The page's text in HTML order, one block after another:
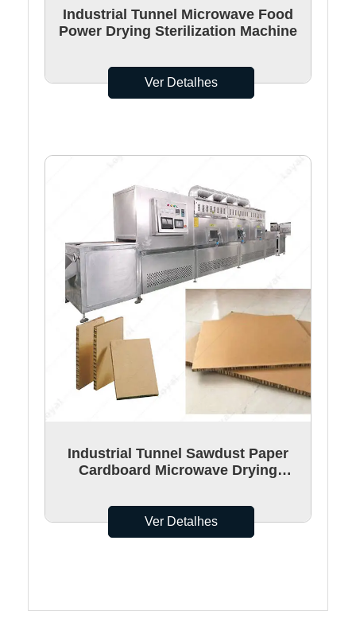
Industrial Tunnel Microwave Food
Power Drying Sterilization Machine
Ver Detalhes
Industrial Tunnel Sawdust Paper
Cardboard Microwave Drying
Ver Detalhes